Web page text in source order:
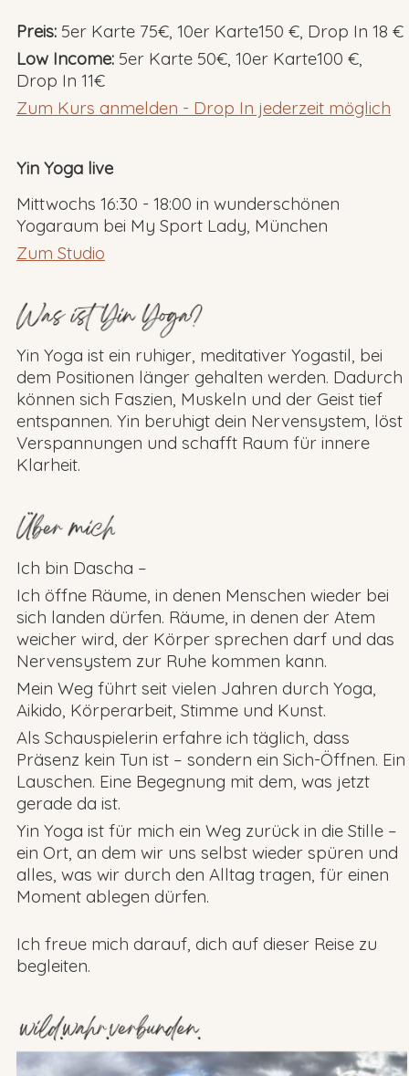
Preis: 5er Karte 75€, 10er Karte150 €, Drop In 18 €
Low Income: 5er Karte 50€, 10er Karte100 €,
Drop In 11€
Zum Kurs anmelden - Drop In jederzeit möglich
Yin Yoga live
Mittwochs 16:30 - 18:00 in wunderschönen
Yogaraum bei My Sport Lady, München
Zum Studio
Yin Yoga ist ein ruhiger, meditativer Yogastil, bei
dem Positionen länger gehalten werden. Dadurch
können sich Faszien, Muskeln und der Geist tief
entspannen. Yin beruhigt dein Nervensystem, löst
Verspannungen und schafft Raum für innere
Klarheit.
Ich bin Dascha –
Ich öffne Räume, in denen Menschen wieder bei
sich landen dürfen. Räume, in denen der Atem
weicher wird, der Körper sprechen darf und das
Nervensystem zur Ruhe kommen kann.
Mein Weg führt seit vielen Jahren durch Yoga,
Aikido, Körperarbeit, Stimme und Kunst.
Als Schauspielerin erfahre ich täglich, dass
Präsenz kein Tun ist – sondern ein Sich-Öffnen. Ein
Lauschen. Eine Begegnung mit dem, was jetzt
gerade da ist.
Yin Yoga ist für mich ein Weg zurück in die Stille –
ein Ort, an dem wir uns selbst wieder spüren und
alles, was wir durch den Alltag tragen, für einen
Moment ablegen dürfen.
Ich freue mich darauf, dich auf dieser Reise zu
begleiten.